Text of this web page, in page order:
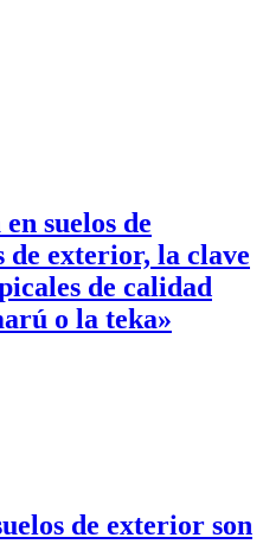
suelos de
de exterior, la clave
de calidad
o la teka»
de exterior son